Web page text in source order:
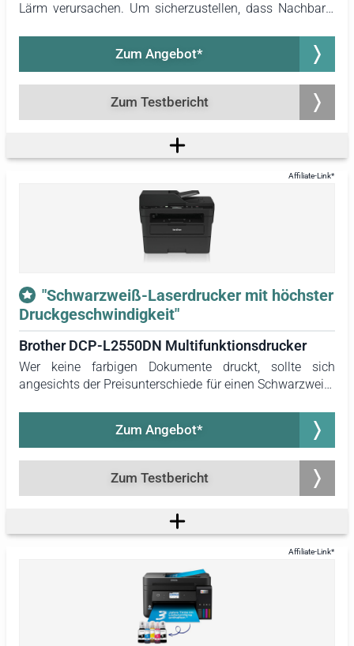
Lärm verursachen. Um sicherzustellen, dass Nachbarn,
sich der Brother MFC-J1010DW. Dieser 4-in-1-
Tintenstrahldrucker erreichte im Test eine maximale
geringerer Wert im Vergleich zu allen anderen getesteten
Zum Testbericht
Zum Angebot*
"Schwarzweiß-Laserdrucker mit höchster
Druckgeschwindigkeit"
Brother DCP-L2550DN Multifunktionsdrucker
Wer keine farbigen Dokumente druckt, sollte sich
angesichts der Preisunterschiede für einen Schwarzweiß-
in diesem Bereich besonders hervor. Auch für Anwender,
die besonderen Wert auf Druckgeschwindigkeit legen, ist
Laserdrucker bietet er die höchste Druckgeschwindigkeit
Zum Testbericht
Zum Angebot*